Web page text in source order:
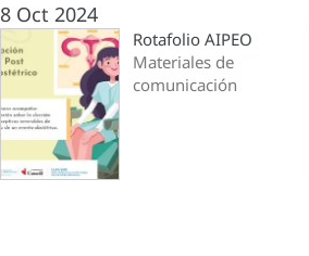
8 Oct 2024
Rotafolio AIPEO
Materiales de
comunicación